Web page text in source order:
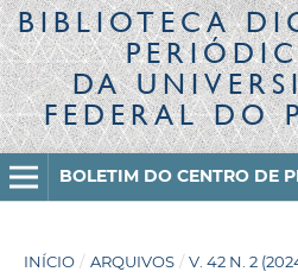
BIBLIOTECA
DA
FEDERAL DO
INÍCIO / ARQUIVOS / V. 42 N. 2